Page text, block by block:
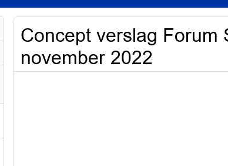
Concept verslag Forum
november 2022